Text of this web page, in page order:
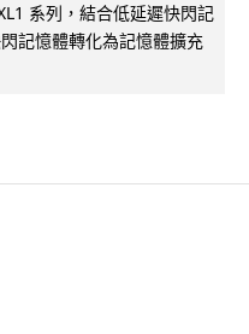
系列，結合低延遲快閃記
記憶體轉化為記憶體擴充